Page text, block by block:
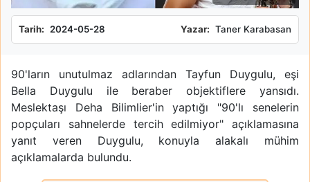
Tarih: 2024-05-28 Yazar: Taner Karabasan
90'ların unutulmaz adlarından Tayfun Duygulu, eşi
Bella Duygulu ile beraber objektiflere yansıdı.
Meslektaşı Deha Bilimlier'in yaptığı "90'lı senelerin
popçuları sahnelerde tercih edilmiyor" açıklamasına
yanıt veren Duygulu, konuyla alakalı mühim
açıklamalarda bulundu.